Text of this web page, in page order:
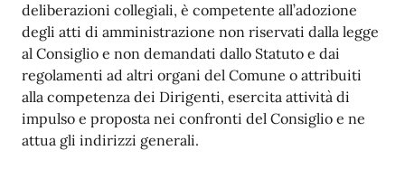
deliberazioni collegiali, è competente all’adozione
degli atti di amministrazione non riservati dalla legge
al Consiglio e non demandati dallo Statuto e dai
regolamenti ad altri organi del Comune o attribuiti
alla competenza dei Dirigenti, esercita attività di
impulso e proposta nei confronti del Consiglio e ne
attua gli indirizzi generali.